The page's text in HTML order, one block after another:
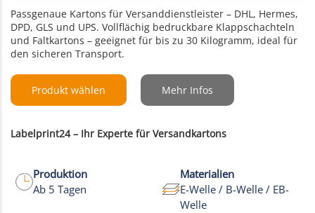
Passgenaue Kartons für Versanddienstleister – DHL, Hermes,
DPD, GLS und UPS. Vollflächig bedruckbare Klappschachteln
und Faltkartons – geeignet für bis zu 30 Kilogramm, ideal für
den sicheren Transport.
Produkt wählen Mehr Infos
Labelprint24 – Ihr Experte für Versandkartons
Produktion
Ab 5 Tagen
Materialien
E-Welle / B-Welle / EB-
Welle